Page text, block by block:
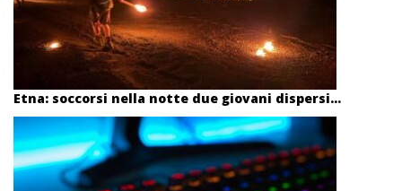
Etna: soccorsi nella notte due giovani dispersi...